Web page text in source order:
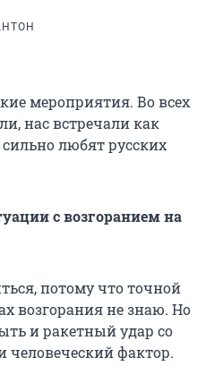
мероприятия. Во всех
нас встречали как
любят русских
с возгоранием на
потому что точной
возгорания не знаю. Но
и ракетный удар со
человеческий фактор.